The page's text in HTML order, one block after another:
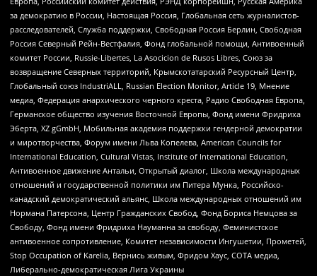
за демократию в России, Настоящая Россия, Глобальная сеть журналистов-
расследователей, Служба поддержки, Свободная Россия Берлин, Свободная
Россия Северный Рейн-Вестфалия, Фонд глобальной помощи, Антивоенный
комитет России, Russie-Libertes, La Asocicion de Rusos Libres, Союз за
возвращение Северных территорий, Крымскотатарский Ресурсный Центр,
Глобальный союз IndustriALL, Russian Election Monitor, Article 19, Мнение
медиа, Федерация анархического черного креста, Радио Свободная Европа,
Германское общество изучения Восточной Европы, Фонд имени Фридриха
Эберта, XZ gGmbH, Мобильная академия поддержки гендерной демократии
и миротворчества, Форум имени Льва Копелева, American Councils for
International Education, Cultural Vistas, Institute of International Education,
Антивоенное движение Антальи, Открытый диалог, Школа международных
отношений и государственной политики им Питера Мунка, Российско-
канадский демократический альянс, Школа международных отношений им
Нормана Патерсона, Центр Гражданских Свобод, Фонд Бориса Немцова за
Свободу, Фонд имени Фридриха Науманна за свободу, Феминистское
антивоенное сопротивление, Комитет независимости Ингушетии, Прометей,
Stop Occupation of Karelia, Вернись живым, Фридом Хаус, СОТА медиа,
Либерально-демократическая Лига Украины